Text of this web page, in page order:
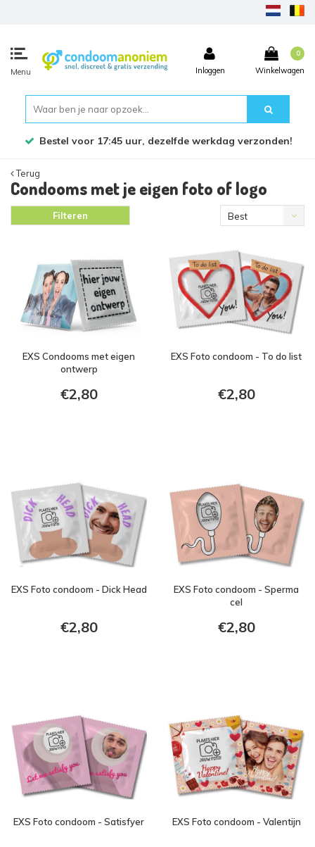
Menu Inloggen
0
Winkelwagen
Bestel voor 17:45 uur, dezelfde werkdag verzonden!
Terug
Condooms met je eigen foto of logo
Filteren
Best
EXS Condooms met eigen
ontwerp
€2,80
EXS Foto condoom - To do list
€2,80
EXS Foto condoom - Dick Head
€2,80
EXS Foto condoom - Sperma
cel
€2,80
EXS Foto condoom - Satisfyer EXS Foto condoom - Valentijn